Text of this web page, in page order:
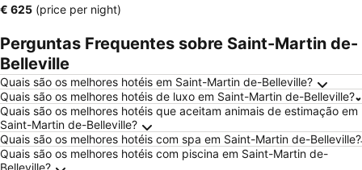
‎€ 625 (price per night)
Perguntas Frequentes sobre Saint-Martin de-
Belleville
Quais são os melhores hotéis em Saint-Martin de-Belleville?
Quais são os melhores hotéis de luxo em Saint-Martin de-Belleville?
Quais são os melhores hotéis que aceitam animais de estimação em
Saint-Martin de-Belleville?
Quais são os melhores hotéis com spa em Saint-Martin de-Belleville?
Quais são os melhores hotéis com piscina em Saint-Martin de-
Belleville?